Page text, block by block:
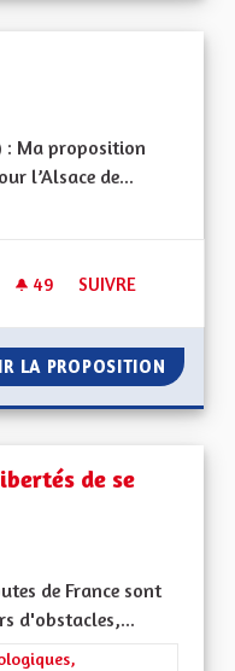
: Ma proposition
l’Alsace de...
: Autres
49 49 ABONNÉS
SUIVRE
LA PROPOSITION
de se
de France sont
d'obstacles,...
: Les transitions